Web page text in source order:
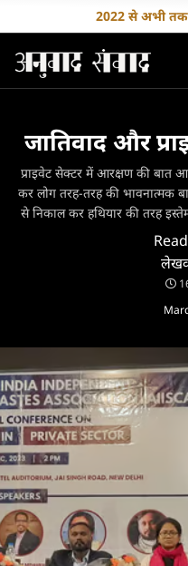
2022 से अभी तक हमने 35
जातिवाद और
प्राइवेट सेक्टर में आरक्षण की बात
कर लोग तरह-तरह की भावनात्मक
से निकाल कर हथियार की तरह
विरोधियों के पास डाटा-आधारित
ज़ोर-ज़ोर से चिल्ला कर अपनी बात
निकलकर आरक्षण के बारे में कुछ
की प्राइवेट सेक्टर में आरक्षण
समर्थक बनना चाहते हैं तो